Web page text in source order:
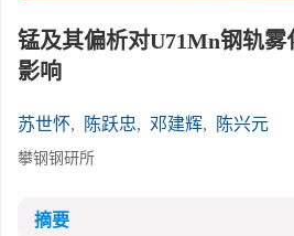
锰及其偏析对U71Mn钢轨
影响
苏世怀, 陈跃忠, 邓建辉, 陈兴元
攀钢钢研所
摘要